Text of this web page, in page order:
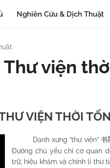
Nghiên Cứu & Dịch Thuật
viện
VIỆN THỜI
Danh xưng “thư viện” 书
Đường chủ yếu chỉ cơ quan
trữ, hiệu khám và chỉnh lí thư